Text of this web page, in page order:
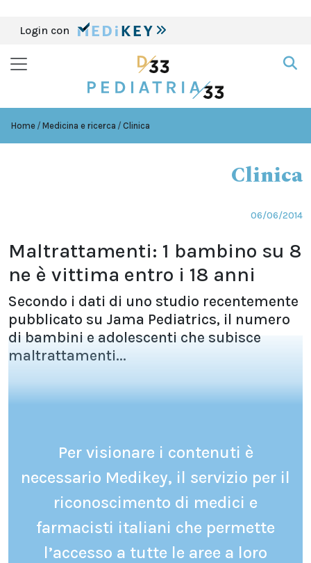
Login con
Home Medicina e ricerca Clinica
Clinica
06/06/2014
Maltrattamenti: 1 bambino su 8
ne è vittima entro i 18 anni
Secondo i dati di uno studio recentemente
pubblicato su Jama Pediatrics, il numero
di bambini e adolescenti che subisce
maltrattamenti...
Per visionare i contenuti è
necessario Medikey, il servizio per il
riconoscimento di medici e
farmacisti italiani che permette
l’accesso a tutte le aree a loro